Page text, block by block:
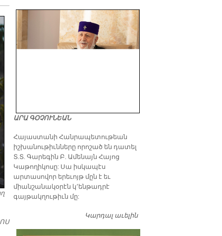
ԱՐԱ ԳՕՉՈՒՆԵԱՆ
​Հայաստանի Հանրապետութեան
իշխանութիւնները որոշած են դատել
Տ.Տ. Գարեգին Բ. Ամենայն Հայոց
Կաթողիկոսը: Սա իսկապէս
արտասովոր երեւոյթ մըն է եւ
միանշանակօրէն կ՚ենթադրէ
գայթակղութիւն մը:
Կարդալ աւելինԴատել…